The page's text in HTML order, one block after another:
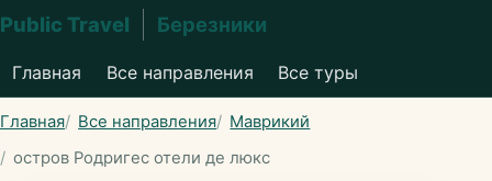
Public Travel Березники
Главная Все направления Все туры
Главная Все направления
Маврикий
остров Родригес отели де люкс